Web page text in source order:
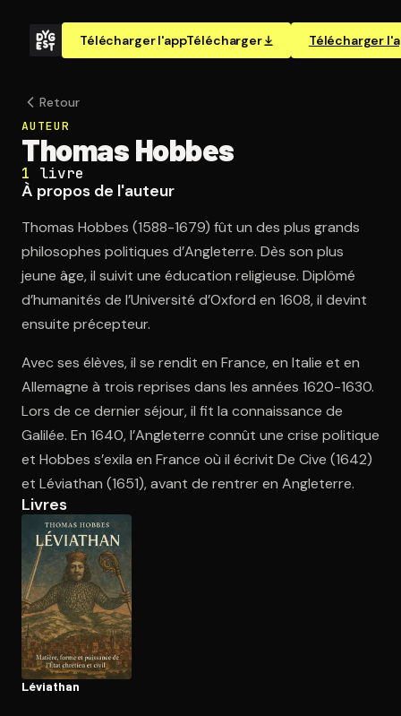
Télécharger l'appTélécharger Télécharger
Ouvre l'app Appareil photo, pointe sur le code. C'est gratuit à
Retour
AUTEUR
Thomas Hobbes
1 livre
À propos de l'auteur
Thomas Hobbes (1588-1679) fût un des plus grands
philosophes politiques d’Angleterre. Dès son plus
jeune âge, il suivit une éducation religieuse. Diplômé
d’humanités de l’Université d’Oxford en 1608, il devint
ensuite précepteur.
Avec ses élèves, il se rendit en France, en Italie et en
Allemagne à trois reprises dans les années 1620-1630.
Lors de ce dernier séjour, il fit la connaissance de
Galilée. En 1640, l’Angleterre connût une crise politique
et Hobbes s’exila en France où il écrivit De Cive (1642)
et Léviathan (1651), avant de rentrer en Angleterre.
Livres
Léviathan